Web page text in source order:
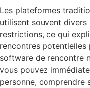
Les plateformes
utilisent souvent
restrictions, ce qui
rencontres potentielles
software de rencontre
vous pouvez
personne, comprendre